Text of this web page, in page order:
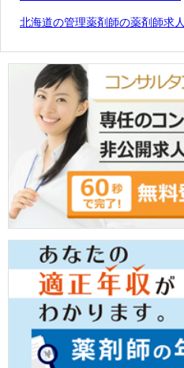
北海道の管理薬剤師の薬剤師求人